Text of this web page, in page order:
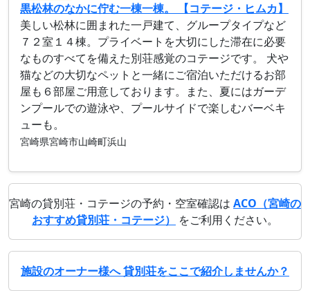
黒松林のなかに佇む一棟一棟。 【コテージ・ヒムカ】
美しい松林に囲まれた一戸建て、グループタイプなど
７２室１４棟。プライベートを大切にした滞在に必要
なものすべてを備えた別荘感覚のコテージです。 犬や
猫などの大切なペットと一緒にご宿泊いただけるお部
屋も６部屋ご用意しております。また、夏にはガーデ
ンプールでの遊泳や、プールサイドで楽しむバーベキ
ューも。
宮崎県宮崎市山崎町浜山
宮崎の貸別荘・コテージの予約・空室確認は ACO（宮崎の
おすすめ貸別荘・コテージ）
をご利用ください。
施設のオーナー様へ 貸別荘をここで紹介しませんか？